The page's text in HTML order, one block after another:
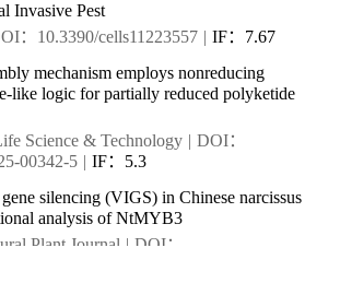
Invasive Pest
：10.3390/cells11223557 | IF：7.67
mechanism employs nonreducing
like logic for partially reduced polyketide
Science & Technology | DOI：
00342-5 | IF：5.3
silencing (VIGS) in Chinese narcissus
analysis of NtMYB3
Plant Journal | DOI：